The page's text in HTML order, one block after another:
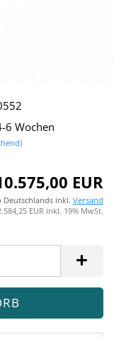
6 Wochen
EUR
Deutschlands inkl. Versand
EUR inkl. 19% MwSt.